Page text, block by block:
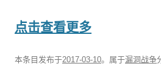
点击查看更多
本条目发布于2017-03-10。属于漏洞战争